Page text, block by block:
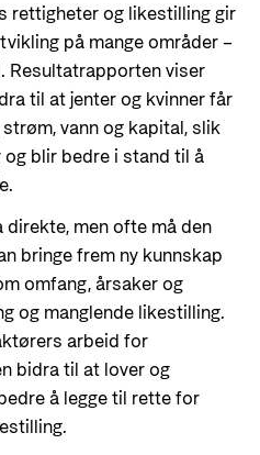
rettigheter og likestilling gir
på mange områder –
Resultatrapporten viser
til at jenter og kvinner får
vann og kapital, slik
blir bedre i stand til å
men ofte må den
bringe frem ny kunnskap
omfang, årsaker og
og manglende likestilling.
arbeid for
bidra til at lover og
å legge til rette for